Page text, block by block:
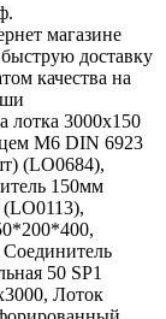
магазине
доставку
качества на
3000х150
М6 DIN 6923
(LO0684),
150мм
50 SP1
Лоток